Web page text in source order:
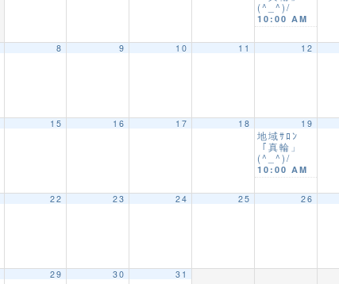
(^_^)/
10:00 AM
8 9 10 11 12
15 16 17 18 19
地域ｻﾛﾝ
「真輪」
(^_^)/
10:00 AM
22 23 24 25 26
29 30 31